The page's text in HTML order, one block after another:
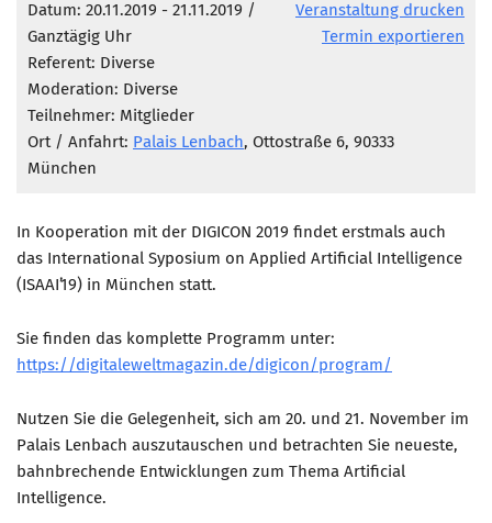
Clubführung
Geschäftsstelle
Marketing Pioniere
Arbeitsgruppen
Mentoring
Partnerschaften
MARKETING PIONIERE
CLUB-KOMMUNIKATION
Newsletter
Veranstaltung drucken
Termin exportieren
Datum: 20.11.2019 - 21.11.2019 /
Ganztägig Uhr
Referent: Diverse
Moderation: Diverse
Teilnehmer: Mitglieder
Ort / Anfahrt: Palais Lenbach, Ottostraße 6, 90333
München
In Kooperation mit der DIGICON 2019 findet erstmals auch
das International Syposium on Applied Artificial Intelligence
(ISAAI’19) in München statt.
Sie finden das komplette Programm unter:
https://digitaleweltmagazin.de/digicon/program/
Nutzen Sie die Gelegenheit, sich am 20. und 21. November im
Palais Lenbach auszutauschen und betrachten Sie neueste,
bahnbrechende Entwicklungen zum Thema Artificial
Intelligence.